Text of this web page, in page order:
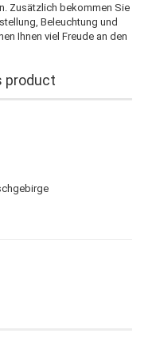
Zusätzlich bekommen Sie
Beleuchtung und
Ihnen viel Freude an den
product